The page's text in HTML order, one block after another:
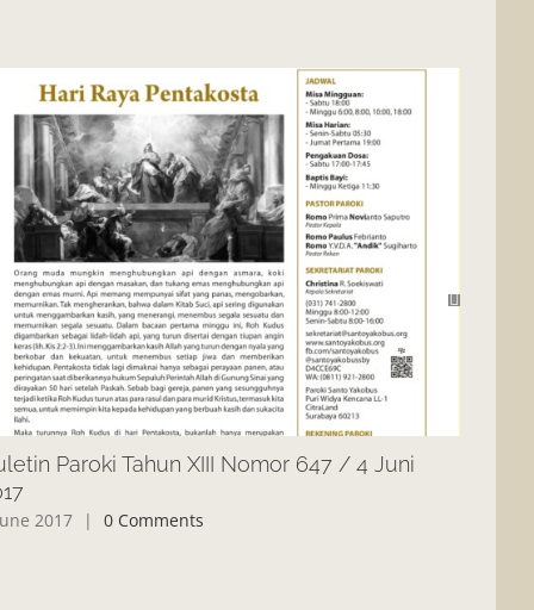
Paroki Tahun XIII Nomor 647 / 4 Juni
2017 | 0 Comments